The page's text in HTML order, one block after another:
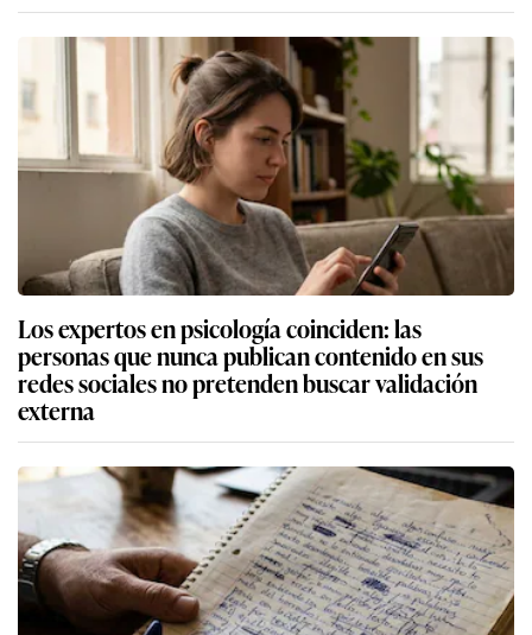
Los expertos en psicología coinciden: las
personas que nunca publican contenido en sus
redes sociales no pretenden buscar validación
externa